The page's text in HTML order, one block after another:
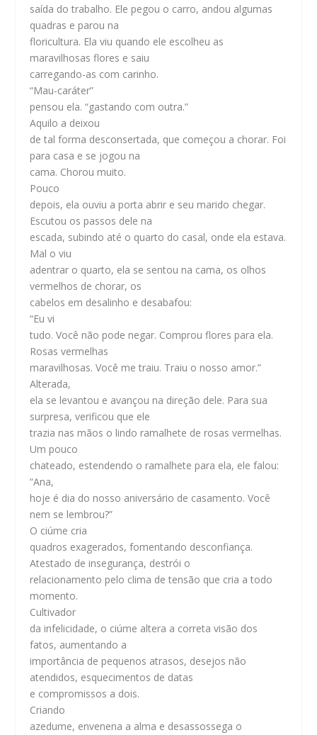
saída do trabalho. Ele pegou o carro, andou algumas
quadras e parou na
floricultura. Ela viu quando ele escolheu as
maravilhosas flores e saiu
carregando-as com carinho.
“Mau-caráter”
pensou ela. “gastando com outra.”
Aquilo a deixou
de tal forma desconsertada, que começou a chorar. Foi
para casa e se jogou na
cama. Chorou muito.
Pouco
depois, ela ouviu a porta abrir e seu marido chegar.
Escutou os passos dele na
escada, subindo até o quarto do casal, onde ela estava.
Mal o viu
adentrar o quarto, ela se sentou na cama, os olhos
vermelhos de chorar, os
cabelos em desalinho e desabafou:
“Eu vi
tudo. Você não pode negar. Comprou flores para ela.
Rosas vermelhas
maravilhosas. Você me traiu. Traiu o nosso amor.”
Alterada,
ela se levantou e avançou na direção dele. Para sua
surpresa, verificou que ele
trazia nas mãos o lindo ramalhete de rosas vermelhas.
Um pouco
chateado, estendendo o ramalhete para ela, ele falou:
“Ana,
hoje é dia do nosso aniversário de casamento. Você
nem se lembrou?”
O ciúme cria
quadros exagerados, fomentando desconfiança.
Atestado de insegurança, destrói o
relacionamento pelo clima de tensão que cria a todo
momento.
Cultivador
da infelicidade, o ciúme altera a correta visão dos
fatos, aumentando a
importância de pequenos atrasos, desejos não
atendidos, esquecimentos de datas
e compromissos a dois.
Criando
azedume, envenena a alma e desassossega o